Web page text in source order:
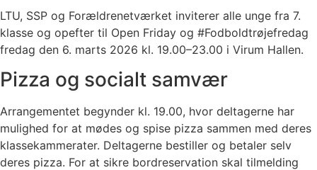
LTU, SSP og Forældrenetværket inviterer alle unge fra 7.
klasse og opefter til Open Friday og #Fodboldtrøjefredag
fredag den 6. marts 2026 kl. 19.00–23.00 i Virum Hallen.
Pizza og socialt samvær
Arrangementet begynder kl. 19.00, hvor deltagerne har
mulighed for at mødes og spise pizza sammen med deres
klassekammerater. Deltagerne bestiller og betaler selv
deres pizza. For at sikre bordreservation skal tilmelding